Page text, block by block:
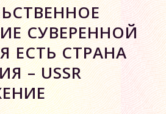
СУВЕРЕННОЙ
ЕСТЬ СТРАНА
– USSR